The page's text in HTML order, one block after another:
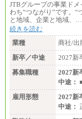
JTBグループの事業ド
わち“つながり”です。“
と地域、企業と地域、…
続きを読む
業種
商社/出
新卒／中途
2027新
募集職種
2027新
中途：
雇用形態
2027新
中途：